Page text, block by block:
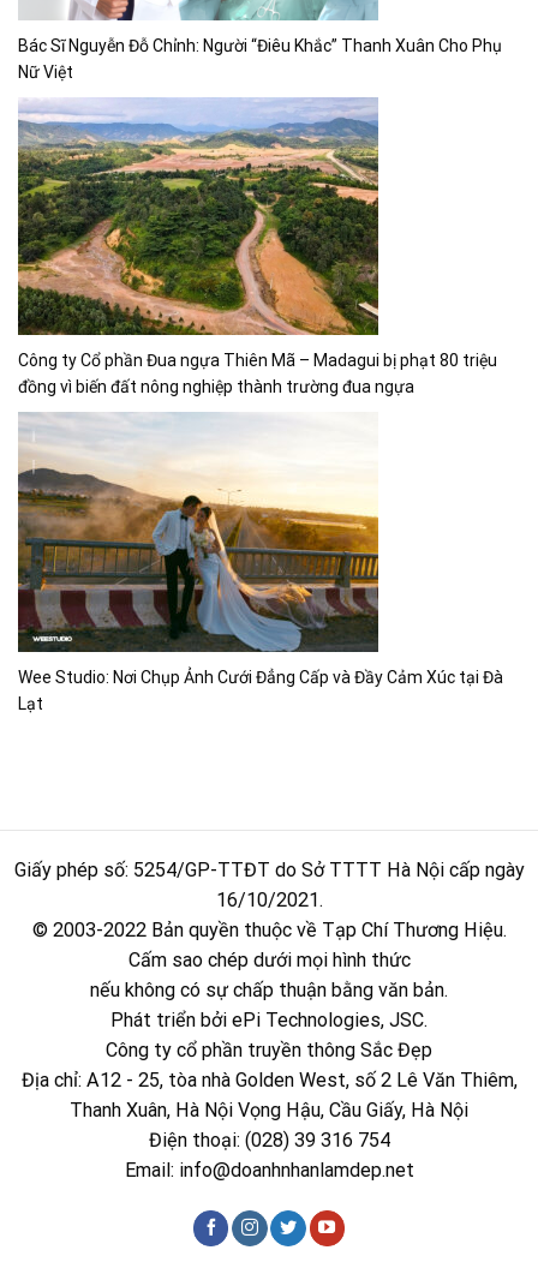
Bác Sĩ Nguyễn Đỗ Chỉnh: Người “Điêu Khắc” Thanh Xuân Cho Phụ
Nữ Việt
Công ty Cổ phần Đua ngựa Thiên Mã – Madagui bị phạt 80 triệu
đồng vì biến đất nông nghiệp thành trường đua ngựa
Wee Studio: Nơi Chụp Ảnh Cưới Đẳng Cấp và Đầy Cảm Xúc tại Đà
Lạt
Giấy phép số: 5254/GP-TTĐT do Sở TTTT Hà Nội cấp ngày
16/10/2021.
© 2003-2022 Bản quyền thuộc về Tạp Chí Thương Hiệu.
Cấm sao chép dưới mọi hình thức
nếu không có sự chấp thuận bằng văn bản.
Phát triển bởi ePi Technologies, JSC.
Công ty cổ phần truyền thông Sắc Đẹp
Địa chỉ: A12 - 25, tòa nhà Golden West, số 2 Lê Văn Thiêm,
Thanh Xuân, Hà Nội Vọng Hậu, Cầu Giấy, Hà Nội
Điện thoại: (028) 39 316 754
Email: info@doanhnhanlamdep.net